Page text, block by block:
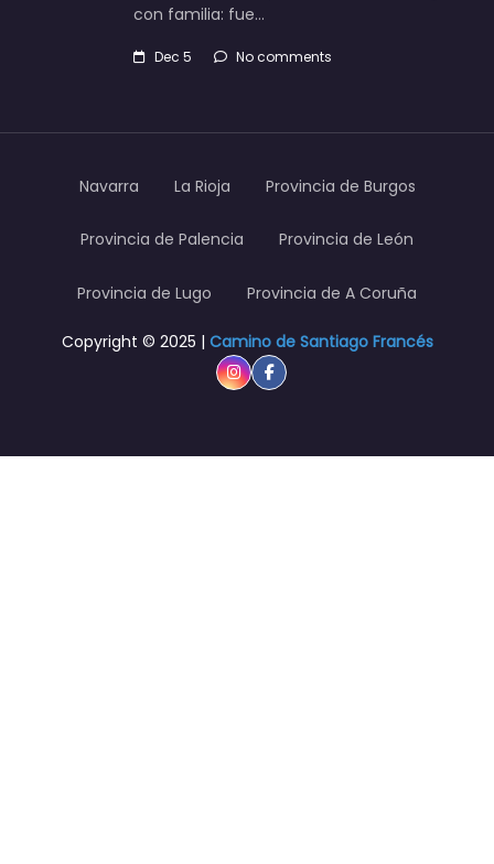
con familia: fue…
Dec 5 No comments
Navarra La Rioja Provincia de Burgos
Provincia de Palencia Provincia de León
Provincia de Lugo Provincia de A Coruña
Copyright © 2025 | Camino de Santiago Francés